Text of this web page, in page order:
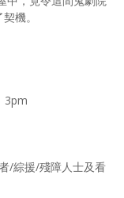
機。
3pm
/綜援/殘障人士及看